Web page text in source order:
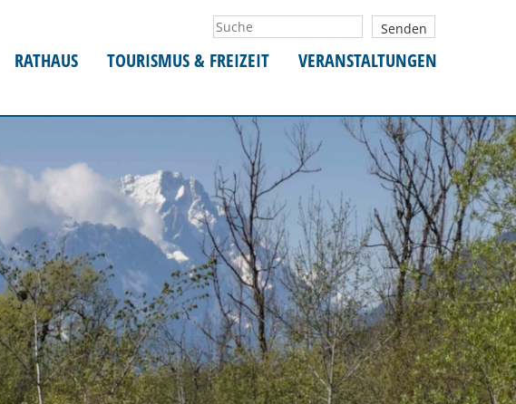
RATHAUS TOURISMUS & FREIZEIT VERANSTALTUNGEN